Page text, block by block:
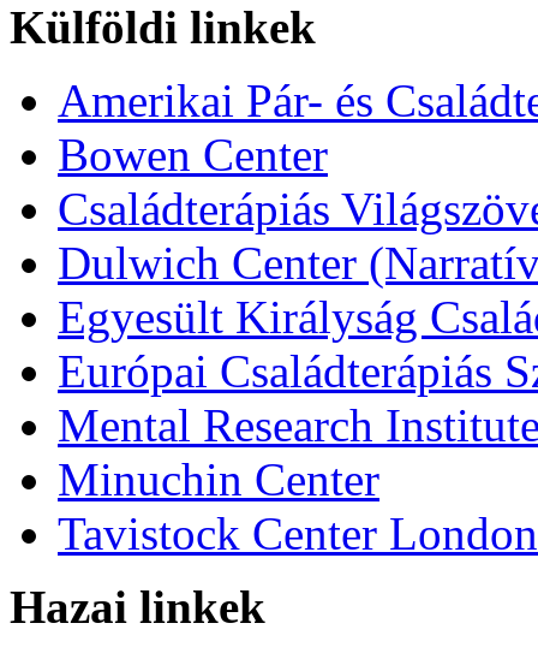
Külföldi linkek
Amerikai Pár- és
Bowen Center
Családterápiás
Dulwich Center
Egyesült Királyság
Európai Családterápiás
Mental Research
Minuchin Center
Tavistock Center London
Hazai linkek